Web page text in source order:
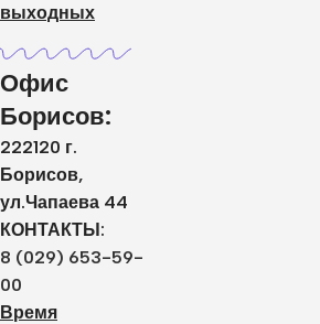
выходных
Офис
Борисов:
222120 г.
Борисов,
ул.Чапаева 44
КОНТАКТЫ:
8 (029) 653-59-
00
Время